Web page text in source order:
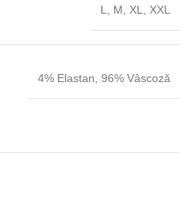
L M XL XXL
4% Elastan 96% Vâscoză